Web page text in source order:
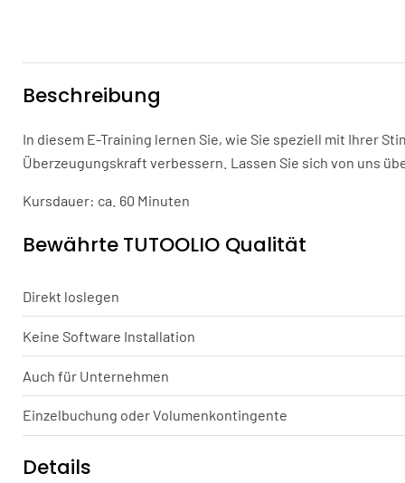
Beschreibung
In diesem E-Training lernen Sie, wie Sie speziell mit Ihrer
Überzeugungskraft verbessern. Lassen Sie sich von uns
Kursdauer: ca. 60 Minuten
Bewährte TUTOOLIO Qualität
Direkt loslegen
Keine Software Installation
Auch für Unternehmen
Einzelbuchung oder Volumenkontingente
Details